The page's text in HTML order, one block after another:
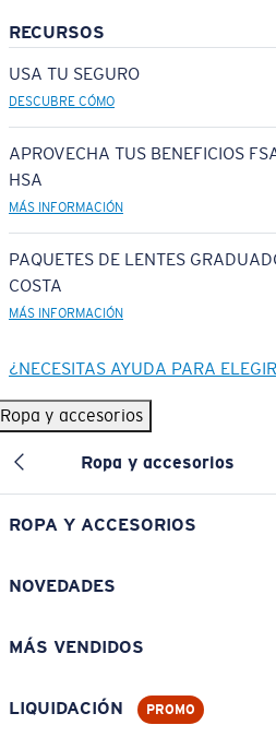
RECURSOS
USA TU SEGURO
DESCUBRE CÓMO
APROVECHA TUS BENEFICIOS
HSA
MÁS INFORMACIÓN
PAQUETES DE LENTES
COSTA
MÁS INFORMACIÓN
¿NECESITAS AYUDA PARA
Ropa y accesorios
Ropa y accesorios
ROPA Y ACCESORIOS
NOVEDADES
MÁS VENDIDOS
LIQUIDACIÓN PROMO